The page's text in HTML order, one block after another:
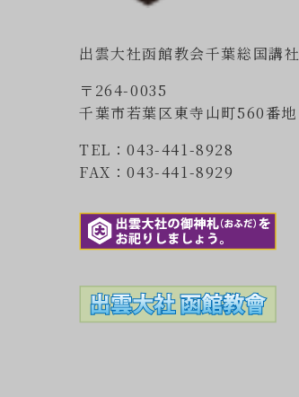
出雲大社函館教会千葉総国講社
〒264-0035
千葉市若葉区東寺山町560番地
TEL：043-441-8928
FAX：043-441-8929